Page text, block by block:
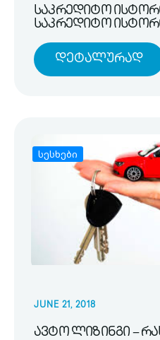
საკრედიტო
საკრედიტო
Დეტალურად
სესხები
JUNE 21, 2018
ავტო ლიზინგი –